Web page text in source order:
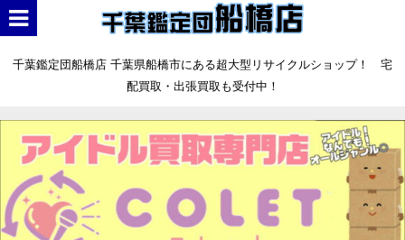
千葉鑑定団船橋店 千葉県船橋市にある超大型リサイクルショップ！ 宅
配買取・出張買取も受付中！